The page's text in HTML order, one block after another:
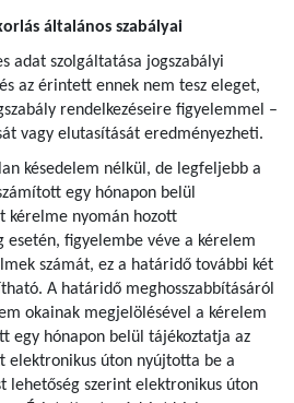
általános szabályai
adat szolgáltatása jogszabályi
az érintett ennek nem tesz eleget,
rendelkezéseire figyelemmel –
vagy elutasítását eredményezheti.
késedelem nélkül, de legfeljebb a
egy hónapon belül
kérelme nyomán hozott
esetén, figyelembe véve a kérelem
számát, ez a határidő további két
A határidő meghosszabbításáról
okainak megjelölésével a kérelem
egy hónapon belül tájékoztatja az
elektronikus úton nyújtotta be a
lehetőség szerint elektronikus úton